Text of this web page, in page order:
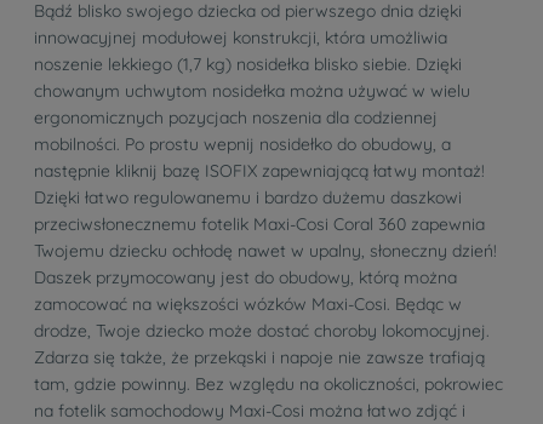
Bądź blisko swojego dziecka od pierwszego dnia dzięki
innowacyjnej modułowej konstrukcji, która umożliwia
noszenie lekkiego (1,7 kg) nosidełka blisko siebie. Dzięki
chowanym uchwytom nosidełka można używać w wielu
ergonomicznych pozycjach noszenia dla codziennej
mobilności. Po prostu wepnij nosidełko do obudowy, a
następnie kliknij bazę ISOFIX zapewniającą łatwy montaż!
Dzięki łatwo regulowanemu i bardzo dużemu daszkowi
przeciwsłonecznemu fotelik Maxi-Cosi Coral 360 zapewnia
Twojemu dziecku ochłodę nawet w upalny, słoneczny dzień!
Daszek przymocowany jest do obudowy, którą można
zamocować na większości wózków Maxi-Cosi. Będąc w
drodze, Twoje dziecko może dostać choroby lokomocyjnej.
Zdarza się także, że przekąski i napoje nie zawsze trafiają
tam, gdzie powinny. Bez względu na okoliczności, pokrowiec
na fotelik samochodowy Maxi-Cosi można łatwo zdjąć i